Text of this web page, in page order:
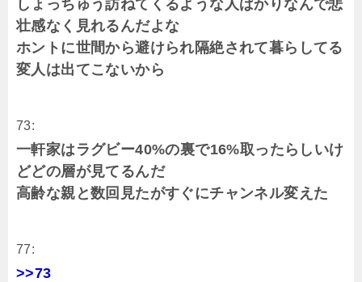
しょっちゅう訪ねてくるような人ばかりなんで悲
壮感なく見れるんだよな
ホントに世間から避けられ隔絶されて暮らしてる
変人は出てこないから
73:
一軒家はラグビー40%の裏で16%取ったらしいけ
どどの層が見てるんだ
高齢な親と数回見たがすぐにチャンネル変えた
77:
>>73